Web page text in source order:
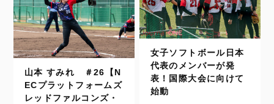
山本 すみれ ＃26【N
ECプラットフォームズ
レッドファルコンズ・
女子ソフトボール日本
代表のメンバーが発
表！国際大会に向けて
始動